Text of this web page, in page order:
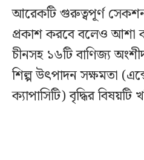
আরেকটি গুরুত্বপূর্ণ
প্রকাশ করবে বলেও আশা
চীনসহ ১৬টি বাণিজ্য
শিল্প উৎপাদন সক্ষমতা
ক্যাপাসিটি) বৃদ্ধির